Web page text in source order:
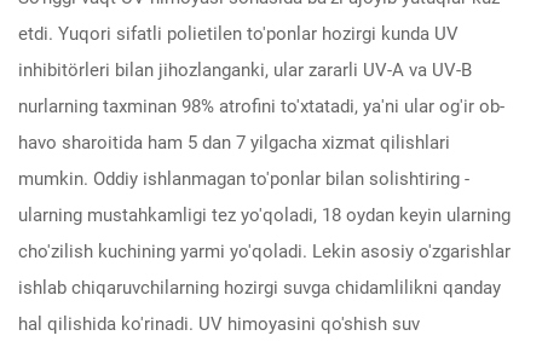
etdi. Yuqori sifatli polietilen to'ponlar hozirgi kunda UV
inhibitörleri bilan jihozlanganki, ular zararli UV-A va UV-B
nurlarning taxminan 98% atrofini to'xtatadi, ya'ni ular og'ir ob-
havo sharoitida ham 5 dan 7 yilgacha xizmat qilishlari
mumkin. Oddiy ishlanmagan to'ponlar bilan solishtiring -
ularning mustahkamligi tez yo'qoladi, 18 oydan keyin ularning
cho'zilish kuchining yarmi yo'qoladi. Lekin asosiy o'zgarishlar
ishlab chiqaruvchilarning hozirgi suvga chidamlilikni qanday
hal qilishida ko'rinadi. UV himoyasini qo'shish suv